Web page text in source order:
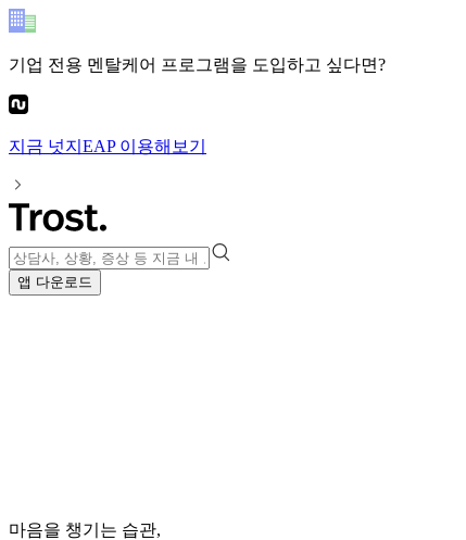
기업 전용 멘탈케어 프로그램을 도입하고 싶다면?
지금 넛지EAP이용해보기
앱 다운로드
마음을 챙기는 습관,